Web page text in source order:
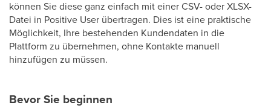
können Sie diese ganz einfach mit einer CSV- oder XLSX-
Datei in Positive User übertragen. Dies ist eine praktische
Möglichkeit, Ihre bestehenden Kundendaten in die
Plattform zu übernehmen, ohne Kontakte manuell
hinzufügen zu müssen.
Bevor Sie beginnen